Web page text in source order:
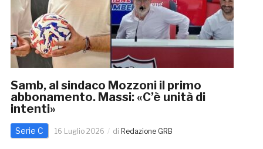
Samb, al sindaco Mozzoni il primo
abbonamento. Massi: «C’è unità di
intenti»
Serie C 16 Luglio 2026 di Redazione GRB